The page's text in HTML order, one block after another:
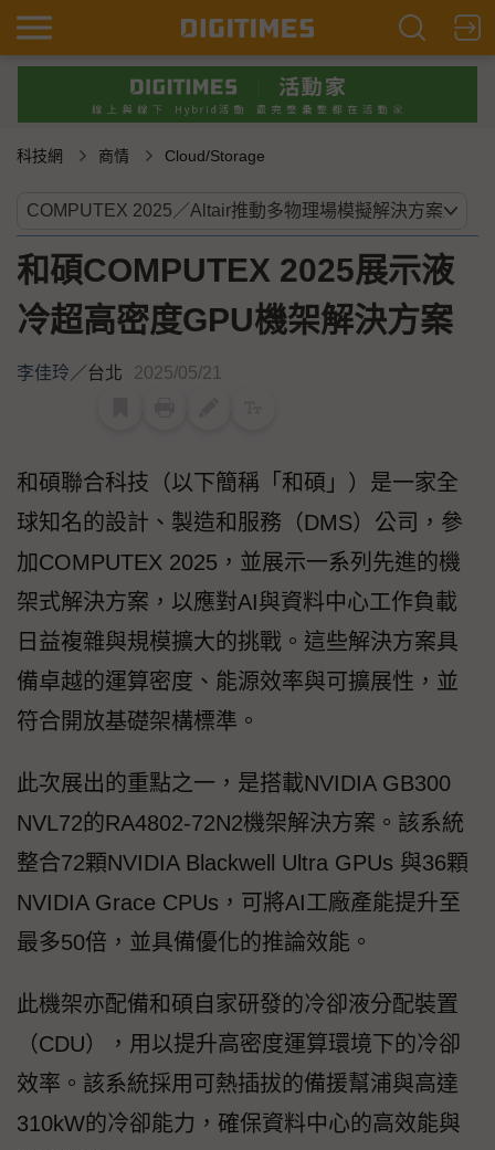
科技網 商情 Cloud/Storage
和碩COMPUTEX 2025展示液
冷超高密度GPU機架解決方案
李佳玲／台北 2025/05/21
和碩聯合科技（以下簡稱「和碩」）是一家全
球知名的設計、製造和服務（DMS）公司，參
加COMPUTEX 2025，並展示一系列先進的機
架式解決方案，以應對AI與資料中心工作負載
日益複雜與規模擴大的挑戰。這些解決方案具
備卓越的運算密度、能源效率與可擴展性，並
符合開放基礎架構標準。
此次展出的重點之一，是搭載NVIDIA GB300
NVL72的RA4802-72N2機架解決方案。該系統
整合72顆NVIDIA Blackwell Ultra GPUs 與36顆
NVIDIA Grace CPUs，可將AI工廠產能提升至
最多50倍，並具備優化的推論效能。
此機架亦配備和碩自家研發的冷卻液分配裝置
（CDU），用以提升高密度運算環境下的冷卻
效率。該系統採用可熱插拔的備援幫浦與高達
310kW的冷卻能力，確保資料中心的高效能與